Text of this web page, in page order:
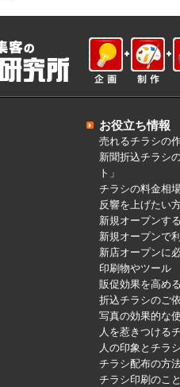
お役立ち情報
売れるチラシの
新聞折込チラシ
ト」
チラシの料金相
反響を上げたい
新規オープンす
新規オープンで
新店オープンに
印刷物やツール
販促効果を高め
折込チラシのご
写真の効果的な
人を惹きつける
人の印象とチラ
チラシ配布の方
チラシ印刷のこ